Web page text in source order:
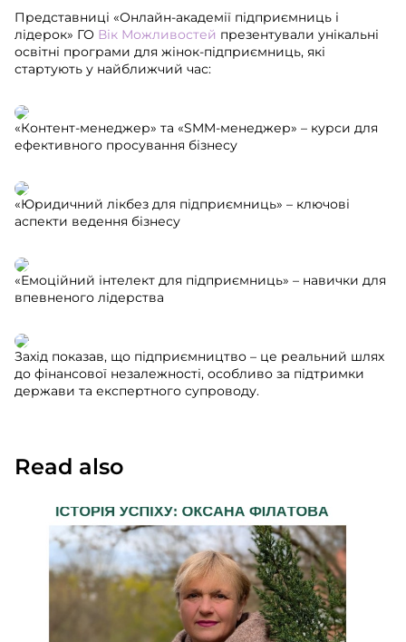
Представниці «Онлайн-академії підприємниць і
лідерок» ГО Вік Можливостей презентували унікальні
освітні програми для жінок-підприємниць, які
стартують у найближчий час:
«Контент-менеджер» та «SMM-менеджер» – курси для
ефективного просування бізнесу
«Юридичний лікбез для підприємниць» – ключові
аспекти ведення бізнесу
«Емоційний інтелект для підприємниць» – навички для
впевненого лідерства
Захід показав, що підприємництво – це реальний шлях
до фінансової незалежності, особливо за підтримки
держави та експертного супроводу.
Read also